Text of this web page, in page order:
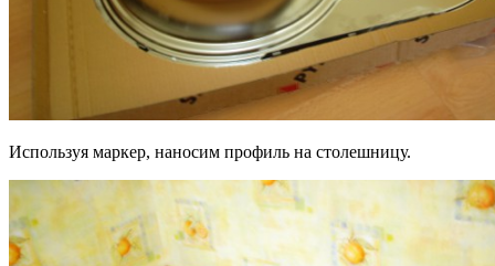
Используя маркер, наносим профиль на столешницу.